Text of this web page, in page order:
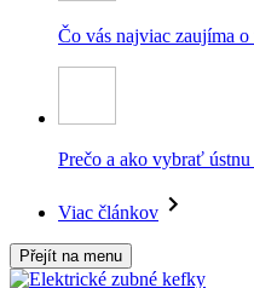
Čo vás najviac zaujíma
Prečo a ako vybrať
Viac článkov
Přejít na menu